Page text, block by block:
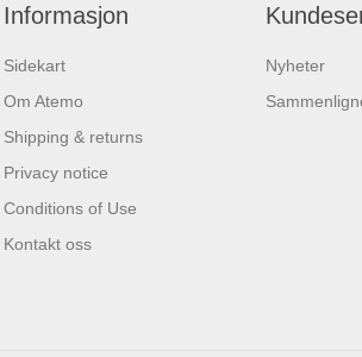
Informasjon
Sidekart
Om Atemo
Shipping & returns
Privacy notice
Conditions of Use
Kontakt oss
Nyheter